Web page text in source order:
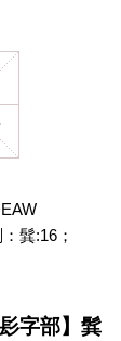
髸:16；
字部】髸